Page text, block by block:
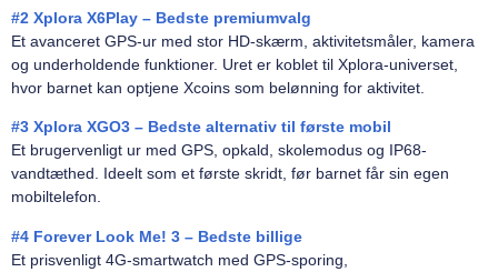
#2 Xplora X6Play – Bedste premiumvalg
Et avanceret GPS-ur med stor HD-skærm, aktivitetsmåler, kamera
og underholdende funktioner. Uret er koblet til Xplora-universet,
hvor barnet kan optjene Xcoins som belønning for aktivitet.
#3 Xplora XGO3 – Bedste alternativ til første mobil
Et brugervenligt ur med GPS, opkald, skolemodus og IP68-
vandtæthed. Ideelt som et første skridt, før barnet får sin egen
mobiltelefon.
#4 Forever Look Me! 3 – Bedste billige
Et prisvenligt 4G-smartwatch med GPS-sporing,